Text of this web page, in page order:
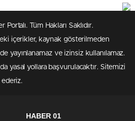
Tüm Hakları Saklıdır.
içerikler, kaynak gösterilmeden
yayınlanamaz ve izinsiz kullanılamaz.
yasal yollara başvurulacaktır. Sitemizi
HABER 01